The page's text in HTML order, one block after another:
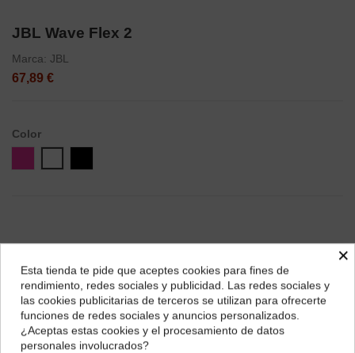
JBL Wave Flex 2
Marca: JBL
67,89 €
Color
¿Dónde deseas recibir tu pedido?
Selecciona tu ubicación para mostrarte los precios e
impuestos correctos para tu región.
×
Esta tienda te pide que aceptes cookies para fines de
rendimiento, redes sociales y publicidad. Las redes sociales y
las cookies publicitarias de terceros se utilizan para ofrecerte
funciones de redes sociales y anuncios personalizados.
¿Aceptas estas cookies y el procesamiento de datos
personales involucrados?